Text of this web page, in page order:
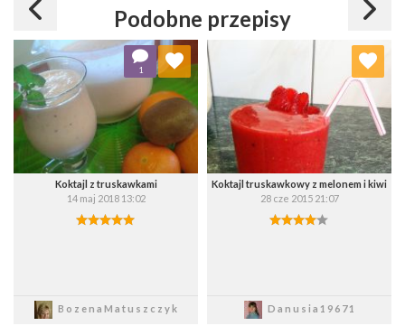
Podobne przepisy
Koktajl z truskawkami
14 maj 2018 13:02
BozenaMatuszczyk
1
Dodaj do ulubionych
Wybierz listę:
Koktajl truskawkowy z melonem i kiwi
28 cze 2015 21:07
Danusia19671
Dodaj do ulubionych
Wybierz listę: